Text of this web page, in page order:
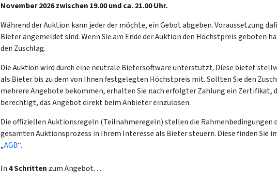
November 2026 zwischen 19.00 und ca. 21.00 Uhr.
Während der Auktion kann jeder der möchte, ein Gebot abgeben. Voraussetzung
Bieter angemeldet sind. Wenn Sie am Ende der Auktion den Höchstpreis geboten
den Zuschlag.
Die Auktion wird durch eine neutrale Bietersoftware unterstützt. Diese bietet
als Bieter bis zu dem von Ihnen festgelegten Höchstpreis mit. Sollten Sie den
mehrere Angebote bekommen, erhalten Sie nach erfolgter Zahlung ein Zertifikat,
berechtigt, das Angebot direkt beim Anbieter einzulösen.
Die offiziellen Auktionsregeln (Teilnahmeregeln) stellen die Rahmenbedingungen
gesamten Auktionsprozess in Ihrem Interesse als Bieter steuern. Diese finden Sie
„AGB“.
In4 Schritten zum Angebot…